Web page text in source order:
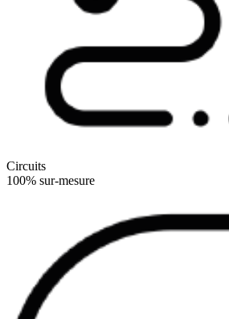
Circuits
100% sur-mesure